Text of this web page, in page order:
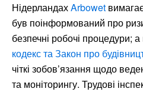
НідерландахArbowet
був поінформований про
безпечні робочі процедури;
кодекс та Закон про
чіткі зобов’язання щодо
та моніторингу. Трудові